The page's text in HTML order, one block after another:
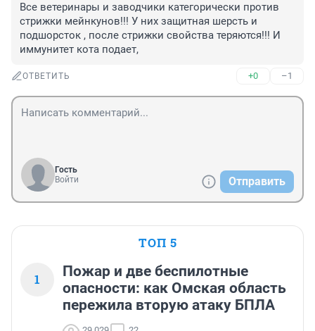
Все ветеринары и заводчики категорически против
стрижки мейнкунов!!! У них защитная шерсть и
подшорсток , после стрижки свойства теряются!!! И
иммунитет кота подает,
ОТВЕТИТЬ +0 –1
Гость
Войти
Отправить
ТОП 5
1
Пожар и две беспилотные
опасности: как Омская область
пережила вторую атаку БПЛА